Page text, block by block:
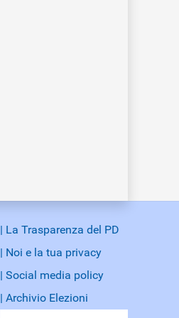
| La Trasparenza del PD
| Noi e la tua privacy
| Social media policy
| Archivio Elezioni